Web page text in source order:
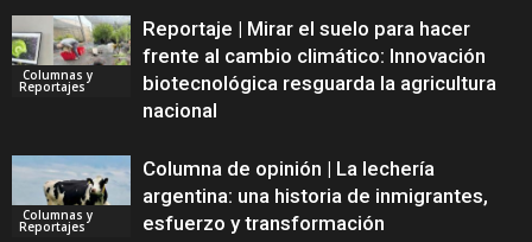
Columnas y
Reportajes
Reportaje | Mirar el suelo para hacer
frente al cambio climático: Innovación
biotecnológica resguarda la agricultura
nacional
Columnas y
Reportajes
Columna de opinión | La lechería
argentina: una historia de inmigrantes,
esfuerzo y transformación